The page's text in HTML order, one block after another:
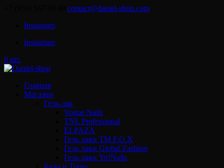
contact@daniel-shop.com
Instagram
Instagram
0 шт.
Главная
Магазин
Гель-лак
Vogue Nails
TNL Professional
ELPAZA
Гель лаки ТМ F.O.X
Гель лаки Global Fashion
Гель лаки Yo!Nails
Базы и Топы